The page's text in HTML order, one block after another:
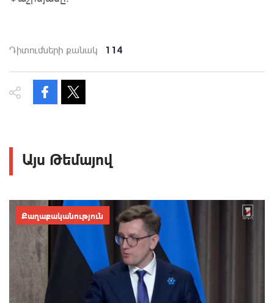
Դիտումների քանակ 114
Այս Թեմայով
Քաղաքականություն